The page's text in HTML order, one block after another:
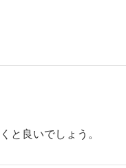
と良いでしょう。